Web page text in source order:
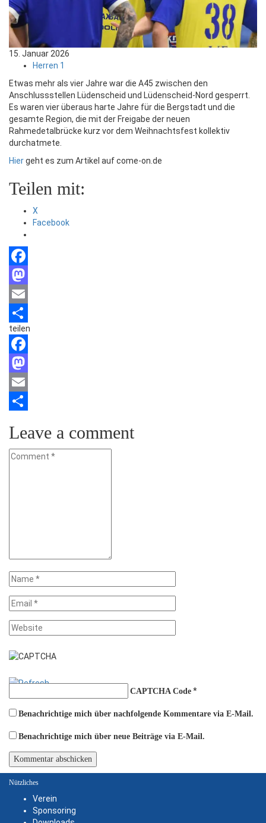
15. Januar 2026
Herren 1
Etwas mehr als vier Jahre war die A45 zwischen den
Anschlussstellen Lüdenscheid und Lüdenscheid-Nord gesperrt.
Es waren vier überaus harte Jahre für die Bergstadt und die
gesamte Region, die mit der Freigabe der neuen
Rahmedetalbrücke kurz vor dem Weihnachtsfest kollektiv
durchatmete.
Hiergeht es zum Artikel auf come-on.de
Teilen mit:
X
Facebook
Facebook
Mastodon
Email
Teilen
teilen
Facebook
Mastodon
Email
Leave a comment
CAPTCHA Code *
Benachrichtige mich über nachfolgende Kommentare via E-Mail.
Benachrichtige mich über neue Beiträge via E-Mail.
Nützliches
Verein
Sponsoring